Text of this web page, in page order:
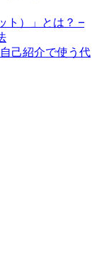
ト）」とは？ –
己紹介で使う代